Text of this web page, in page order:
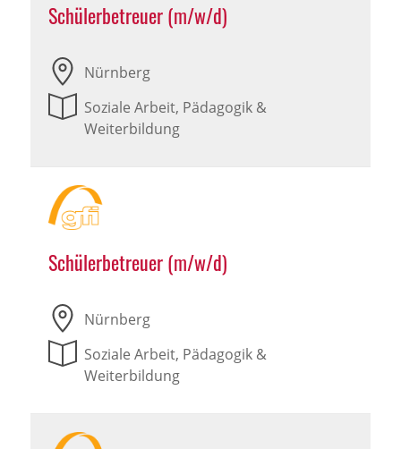
Schülerbetreuer (m/w/d)
Nürnberg
Soziale Arbeit, Pädagogik &
Weiterbildung
Schülerbetreuer (m/w/d)
Nürnberg
Soziale Arbeit, Pädagogik &
Weiterbildung